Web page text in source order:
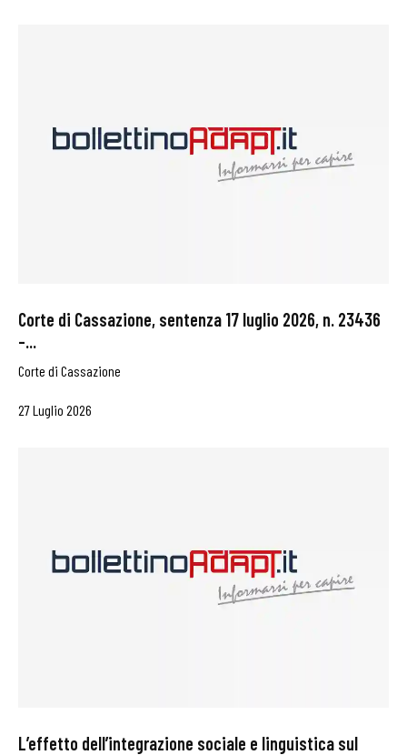
Corte di Cassazione, sentenza 17 luglio 2026, n. 23436
–...
Corte di Cassazione
27 Luglio 2026
L’effetto dell’integrazione sociale e linguistica sul